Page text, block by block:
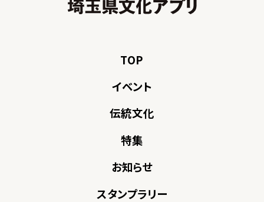
TOP
イベント
伝統文化
特集
お知らせ
スタンプラリー